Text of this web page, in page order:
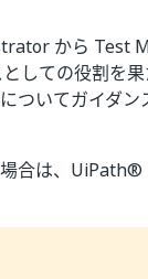
から Test
しての役割を
ついてガイダ
合は、